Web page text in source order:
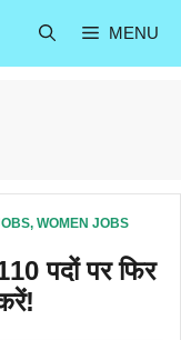
MENU
, WOMEN JOBS
पदों पर फिर